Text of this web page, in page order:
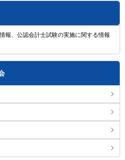
報、公認会計士試験の実施に関する情報